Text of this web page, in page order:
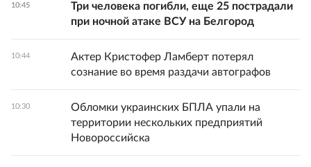
10:45
Три человека погибли, еще 25 пострадали
при ночной атаке ВСУ на Белгород
10:44
Актер Кристофер Ламберт потерял
сознание во время раздачи автографов
10:30
Обломки украинских БПЛА упали на
территории нескольких предприятий
Новороссийска